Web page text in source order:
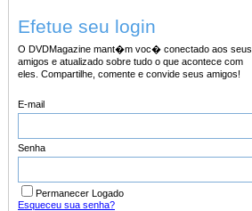
Efetue seu login
O DVDMagazine mant�m voc� conectado aos seus
amigos e atualizado sobre tudo o que acontece com
eles. Compartilhe, comente e convide seus amigos!
E-mail
Senha
Permanecer Logado
Esqueceu sua senha?